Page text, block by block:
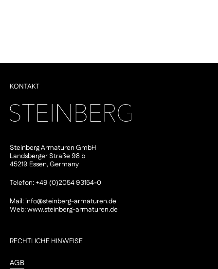
KONTAKT
Steinberg Armaturen GmbH
Landsberger Straße 98 b
45219 Essen, Germany
Telefon: +49 (0)2054 93154-0
Mail:info@steinberg-armaturen.de
Web:www.steinberg-armaturen.de
RECHTLICHE HINWEISE
AGB